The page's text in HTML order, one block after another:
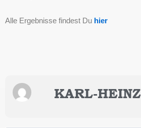
Alle Ergebnisse findest Du hier
KARL-